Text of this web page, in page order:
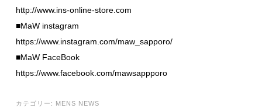
http://www.ins-online-store.com
■MaW instagram
https://www.instagram.com/maw_sapporo/
■MaW FaceBook
https://www.facebook.com/mawsappporo
カテゴリー: MENS NEWS